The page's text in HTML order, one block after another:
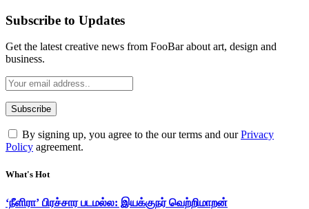
Subscribe to Updates
Get the latest creative news from FooBar about art, design and
business.
By signing up, you agree to the our terms and ourPrivacy
Policy agreement.
What's Hot
‘நீளிரா’ பிரச்சார படமல்ல: இயக்குநர் வெற்றிமாறன்